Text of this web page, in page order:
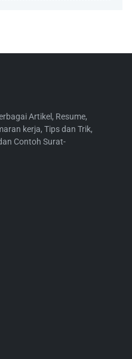
Artikel, Resume,
kerja, Tips dan Trik,
Contoh Surat-